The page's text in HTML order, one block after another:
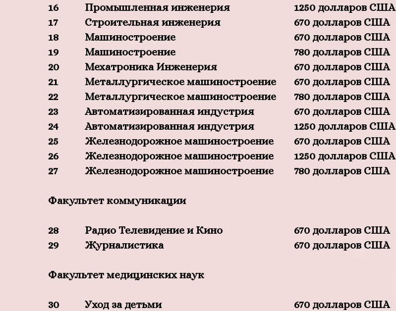
16
Промышленная инженерия 1250 долларов США
17
Строительная инженерия 670 долларов США
18
Машиностроение 670 долларов США
19
Машиностроение 780 долларов США
20
Мехатроника Инженерия 670 долларов США
21
Металлургическое машиностроение 670 долларов США
22
Металлургическое машиностроение 780 долларов США
23
Автоматизированная индустрия 670 долларов США
24
Автоматизированная индустрия 1250 долларов США
25
Железнодорожное машиностроение 670 долларов США
26
Железнодорожное машиностроение 1250 долларов США
27
Железнодорожное машиностроение 780 долларов США
Факультет коммуникации
28 Радио Телевидение и Кино 670 долларов США
29
Журналистика 670 долларов США
Факультет медицинских наук
30 Уход за детьми 670 долларов США